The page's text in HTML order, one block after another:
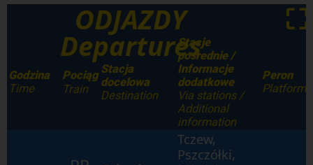
ODJAZDY
Departures
⛶
Godzina
Time
Pociąg
Train
Stacja
docelowa
Destination
Stacje
pośrednie /
Informacje
dodatkowe
Via stations /
Additional
information
Peron
Platform
Tczew,
Pszczółki,